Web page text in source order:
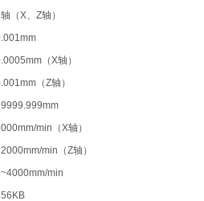
（X、Z轴）
（X轴）
（Z轴）
min（X轴）
min（Z轴）
min